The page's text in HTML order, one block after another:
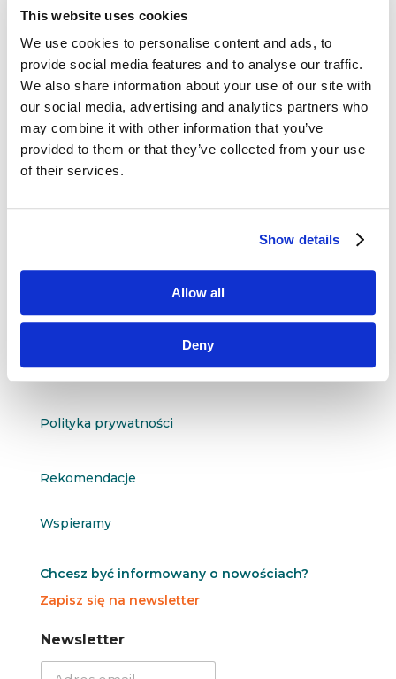
This website uses cookies
We use cookies to personalise content and ads, to
provide social media features and to analyse our traffic.
We also share information about your use of our site with
our social media, advertising and analytics partners who
may combine it with other information that you’ve
provided to them or that they’ve collected from your use
of their services.
Show details
Allow all
Deny
Dane kontaktowe

questus
91-811 Łódź
 questus@questus.pl
Kontakt
Polityka prywatności
Rekomendacje
Wspieramy
Chcesz być informowany o nowościach?
Zapisz się na newsletter
N
N
Newsletter